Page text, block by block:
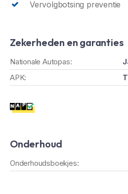
Vervolgbotsing preventie
Zekerheden en garanties
Nationale Autopas:
APK:
Onderhoud
Onderhoudsboekjes: